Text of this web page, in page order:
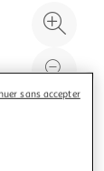
à
sans accepter